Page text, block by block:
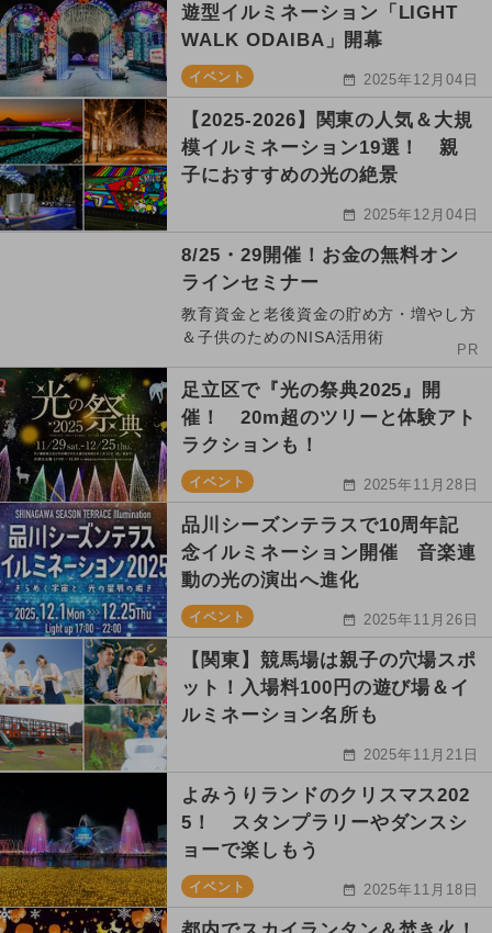
遊型イルミネーション「LIGHT
WALK ODAIBA」開幕
イベント 2025年12月04日
【2025-2026】関東の人気＆大規
模イルミネーション19選！ 親
子におすすめの光の絶景
2025年12月04日
8/25・29開催！お金の無料オン
ラインセミナー
教育資金と老後資金の貯め方・増やし方
＆子供のためのNISA活用術
PR
足立区で『光の祭典2025』開
催！ 20m超のツリーと体験アト
ラクションも！
イベント 2025年11月28日
品川シーズンテラスで10周年記
念イルミネーション開催 音楽連
動の光の演出へ進化
イベント 2025年11月26日
【関東】競馬場は親子の穴場スポ
ット！入場料100円の遊び場＆イ
ルミネーション名所も
2025年11月21日
よみうりランドのクリスマス202
5！ スタンプラリーやダンスシ
ョーで楽しもう
イベント 2025年11月18日